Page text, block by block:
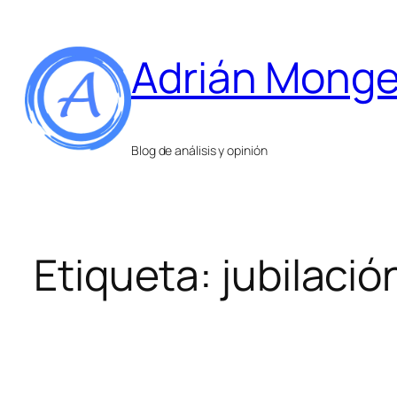
contenido
Adrián
Blog de análisis y opinión
Etiqueta: